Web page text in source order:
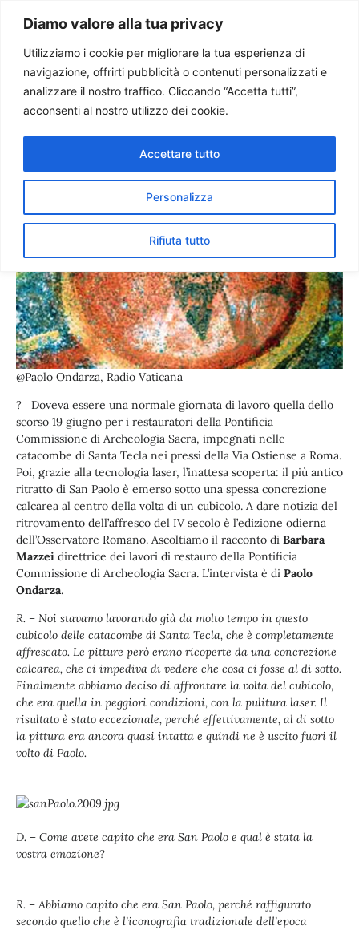
Diamo valore alla tua privacy
Utilizziamo i cookie per migliorare la tua esperienza di
navigazione, offrirti pubblicità o contenuti personalizzati e
analizzare il nostro traffico. Cliccando “Accetta tutti”,
acconsenti al nostro utilizzo dei cookie.
Personalizza
Rifiuta tutto
Accettare tutto
Paolo Ondarza
Ritrovata nelle Catacombe
di Santa Tecla a Roma la più
antica icona di San Paolo
@Paolo Ondarza, Radio Vaticana
? Doveva essere una normale giornata di lavoro quella dello
scorso 19 giugno per i restauratori della Pontificia
Commissione di Archeologia Sacra, impegnati nelle
catacombe di Santa Tecla nei pressi della Via Ostiense a Roma.
Poi, grazie alla tecnologia laser, l’inattesa scoperta: il più antico
ritratto di San Paolo è emerso sotto una spessa concrezione
calcarea al centro della volta di un cubicolo. A dare notizia del
ritrovamento dell’affresco del IV secolo è l’edizione odierna
dell’Osservatore Romano. Ascoltiamo il racconto di Barbara
Mazzei direttrice dei lavori di restauro della Pontificia
Commissione di Archeologia Sacra. L’intervista è di Paolo
Ondarza.
R. – Noi stavamo lavorando già da molto tempo in questo
cubicolo delle catacombe di Santa Tecla, che è completamente
affrescato. Le pitture però erano ricoperte da una concrezione
calcarea, che ci impediva di vedere che cosa ci fosse al di sotto.
Finalmente abbiamo deciso di affrontare la volta del cubicolo,
che era quella in peggiori condizioni, con la pulitura laser. Il
risultato è stato eccezionale, perché effettivamente, al di sotto
la pittura era ancora quasi intatta e quindi ne è uscito fuori il
volto di Paolo.
D. – Come avete capito che era San Paolo e qual è stata la
vostra emozione?
R. – Abbiamo capito che era San Paolo, perché raffigurato
secondo quello che è l’iconografia tradizionale dell’epoca